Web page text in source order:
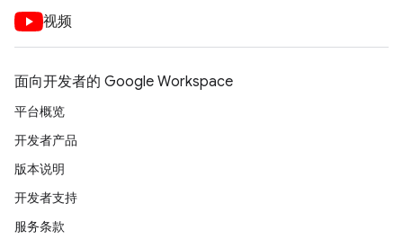
视频
面向开发者的 Google Workspace
平台概览
开发者产品
版本说明
开发者支持
服务条款